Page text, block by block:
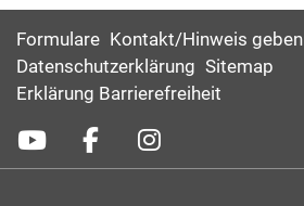
Formulare Kontakt/Hinweis geben
Datenschutzerklärung Sitemap
Erklärung Barrierefreiheit